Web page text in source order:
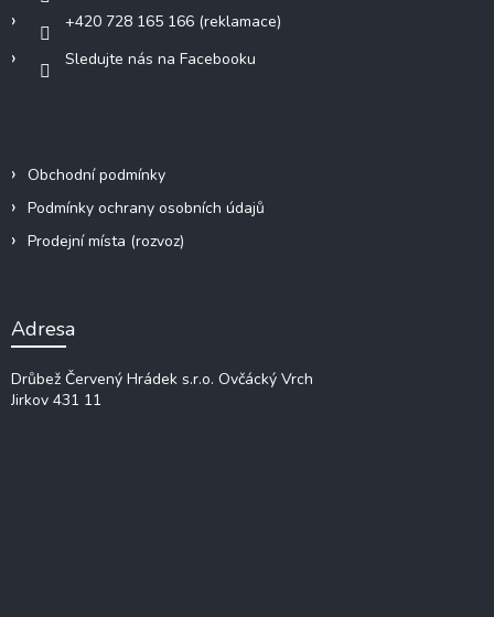
+420 728 165 166 (reklamace)
Sledujte nás na Facebooku
Obchodní podmínky
Podmínky ochrany osobních údajů
Prodejní místa (rozvoz)
Adresa
Drůbež Červený Hrádek s.r.o. Ovčácký Vrch
Jirkov 431 11